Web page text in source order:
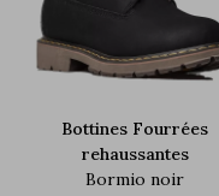
Bottines Fourrées
rehaussantes
Bormio noir